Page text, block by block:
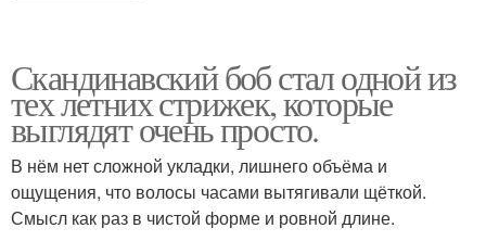
Скандинавский боб стал одной из
тех летних стрижек, которые
выглядят очень просто.
В нём нет сложной укладки, лишнего объёма и
ощущения, что волосы часами вытягивали щёткой.
Смысл как раз в чистой форме и ровной длине.